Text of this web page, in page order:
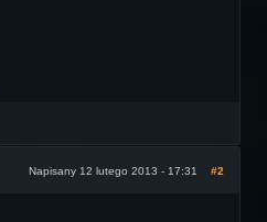
Napisany 12 lutego 2013 - 17:31 #2